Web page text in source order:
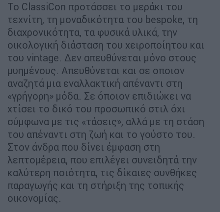
Το ClassiCon προτάσσει το μεράκι του
τεχνίτη, τη μοναδικότητα του bespoke, τη
διαχρονικότητα, τα φυσικά υλικά, την
οικολογική διάσταση του χειροποίητου και
του vintage. Δεν απευθύνεται μόνο στους
μυημένους. Απευθύνεται και σε oποιον
αναζητά μια εναλλακτική απέναντι στη
«γρήγορη» μόδα. Σε όποιον επιδιώκει να
χτίσει το δικό του προσωπικό στιλ όχι
σύμφωνα με τις «τάσεις», αλλά με τη στάση
του απέναντι στη ζωή και το γούστο του.
Στον άνδρα που δίνει έμφαση στη
λεπτομέρεια, που επιλέγει συνειδητά την
καλύτερη ποιότητα, τις δίκαιες συνθήκες
παραγωγής και τη στήριξη της τοπικής
οικονομίας.